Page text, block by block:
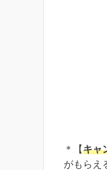
＊【キャ
がもらえ